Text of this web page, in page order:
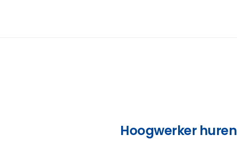
Hoogwerker huren